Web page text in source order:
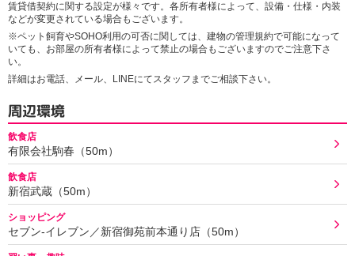
賃貸借契約に関する設定が様々です。各所有者様によって、設備・仕様・内装
などが変更されている場合もございます。
※ペット飼育やSOHO利用の可否に関しては、建物の管理規約で可能になって
いても、お部屋の所有者様によって禁止の場合もございますのでご注意下さ
い。
詳細はお電話、メール、LINEにてスタッフまでご相談下さい。
周辺環境
飲食店
有限会社駒春（50m）
飲食店
新宿武蔵（50m）
ショッピング
セブン‐イレブン／新宿御苑前本通り店（50m）